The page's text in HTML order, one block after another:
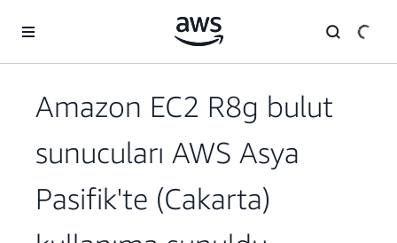
Amazon EC2 R8g bulut
sunucuları AWS Asya
Pasifik'te (Cakarta)